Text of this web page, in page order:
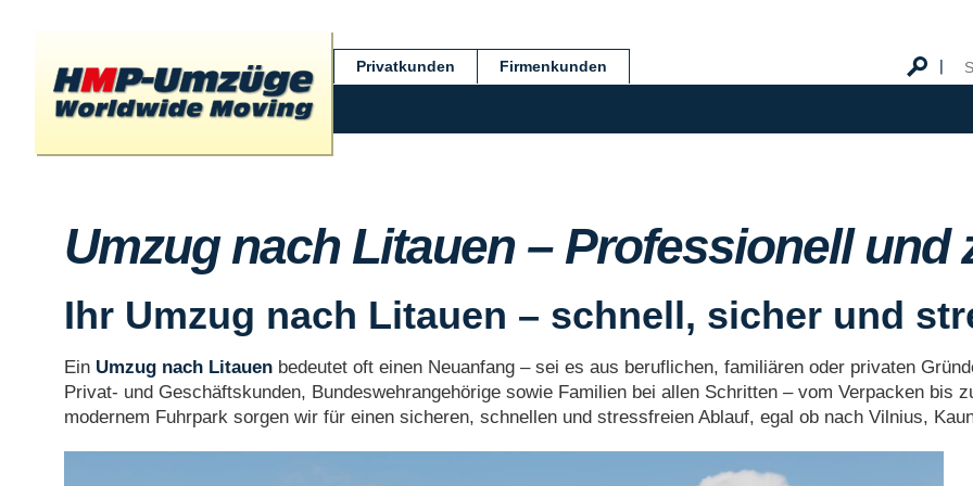
Privatkunden Firmenkunden
Umzug nach Litauen – Professionell und
Ihr Umzug nach Litauen – schnell, sicher und
Ein Umzug nach Litauen bedeutet oft einen Neuanfang – sei es aus beruflichen, familiären oder privaten
Privat- und Geschäftskunden, Bundeswehrangehörige sowie Familien bei allen Schritten – vom Verpacken bis
modernem Fuhrpark sorgen wir für einen sicheren, schnellen und stressfreien Ablauf, egal ob nach Vilnius,